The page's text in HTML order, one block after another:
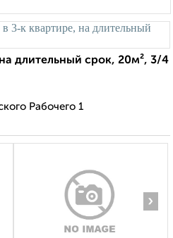
длительный срок, 20м², 3/4
Рабочего 1
›